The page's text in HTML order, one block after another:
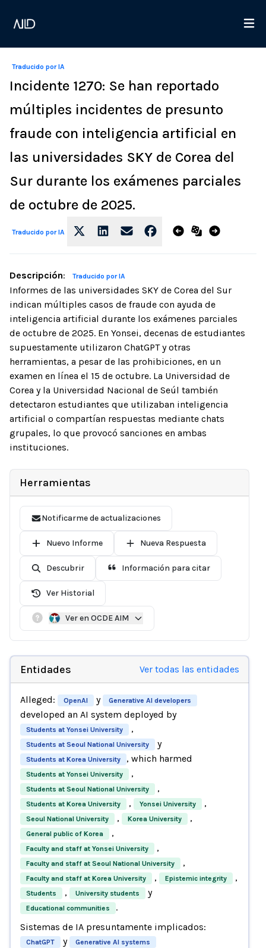
Traducido por IA
Incidente 1270: Se han reportado
múltiples incidentes de presunto
fraude con inteligencia artificial en
las universidades SKY de Corea del
Sur durante los exámenes parciales
de octubre de 2025.
Traducido por IA
Descripción: Traducido por IA
Informes de las universidades SKY de Corea del Sur
indican múltiples casos de fraude con ayuda de
inteligencia artificial durante los exámenes parciales
de octubre de 2025. En Yonsei, decenas de estudiantes
supuestamente utilizaron ChatGPT y otras
herramientas, a pesar de las prohibiciones, en un
examen en línea el 15 de octubre. La Universidad de
Corea y la Universidad Nacional de Seúl también
detectaron estudiantes que utilizaban inteligencia
artificial o compartían respuestas mediante chats
grupales, lo que provocó sanciones en ambas
instituciones.
Herramientas
Notificarme de actualizaciones
Nuevo Informe Nueva Respuesta
Descubrir Información para citar
Ver Historial
Ver en OCDE AIM
Entidades Ver todas las entidades
Alleged: OpenAI y Generative AI developers
developed an AI system deployed by
Students at Yonsei University ,
Students at Seoul National University y
Students at Korea University , which harmed
Students at Yonsei University ,
Students at Seoul National University ,
Students at Korea University , Yonsei University ,
Seoul National University , Korea University ,
General public of Korea ,
Faculty and staff at Yonsei University ,
Faculty and staff at Seoul National University ,
Faculty and staff at Korea University , Epistemic integrity ,
Students , University students y
Educational communities
.
Sistemas de IA presuntamente implicados:
ChatGPT y Generative AI systems